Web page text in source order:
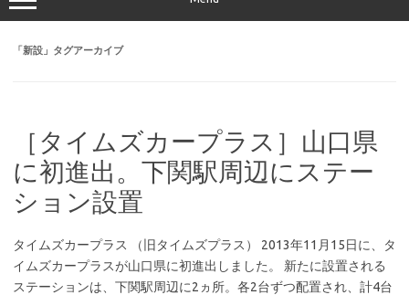
「新設 」タグアーカイブ
［タイムズカープラス］山口県
に初進出。下関駅周辺にステー
ション設置
タイムズカープラス （旧タイムズプラス） 2013年11月15日に、タ
イムズカープラスが山口県に初進出しました。 新たに設置される
ステーションは、下関駅周辺に2ヵ所。各2台ずつ配置され、計4台